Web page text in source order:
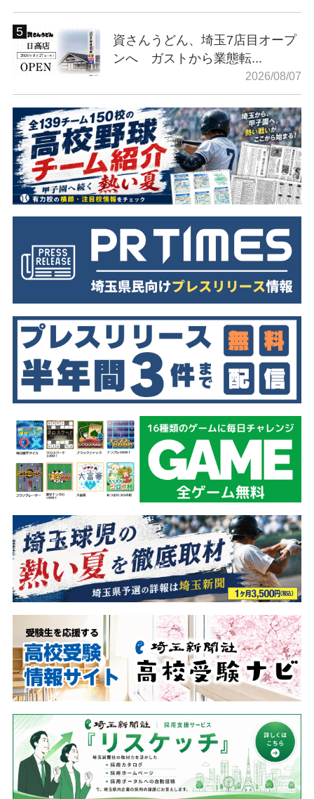
資さんうどん、埼玉7店目オープ
ンへ ガストから業態転...
2026/08/07